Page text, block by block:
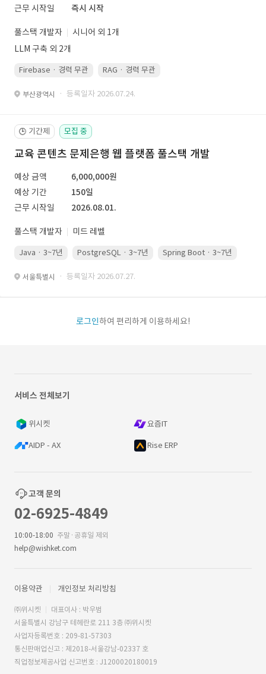
근무 시작일
즉시 시작
풀스택 개발자
시니어 외 1개
LLM 구축 외 2개
Firebase · 경력 무관 RAG · 경력 무관
부산광역시 · 등록일자 2026.07.24.
🕒 기간제 모집 중
교육 콘텐츠 문제은행 웹 플랫폼 풀스택 개발
예상 금액
6,000,000원
예상 기간
150일
근무 시작일
2026.08.01.
풀스택 개발자 미드 레벨
Java · 3~7년 PostgreSQL · 3~7년 Spring Boot · 3~7년
서울특별시 · 등록일자 2026.07.27.
로그인하여 편리하게 이용하세요!
서비스 전체보기
위시켓 요즘IT
AIDP - AX Rise ERP
고객 문의
02-6925-4849
10:00-18:00 주말·공휴일 제외
help@wishket.com
이용약관 개인정보 처리방침
㈜위시켓
대표이사 : 박우범
서울특별시 강남구 테헤란로 211 3층 ㈜위시켓
사업자등록번호 : 209-81-57303
통신판매업신고 : 제2018-서울강남-02337 호
직업정보제공사업 신고번호 : J1200020180019